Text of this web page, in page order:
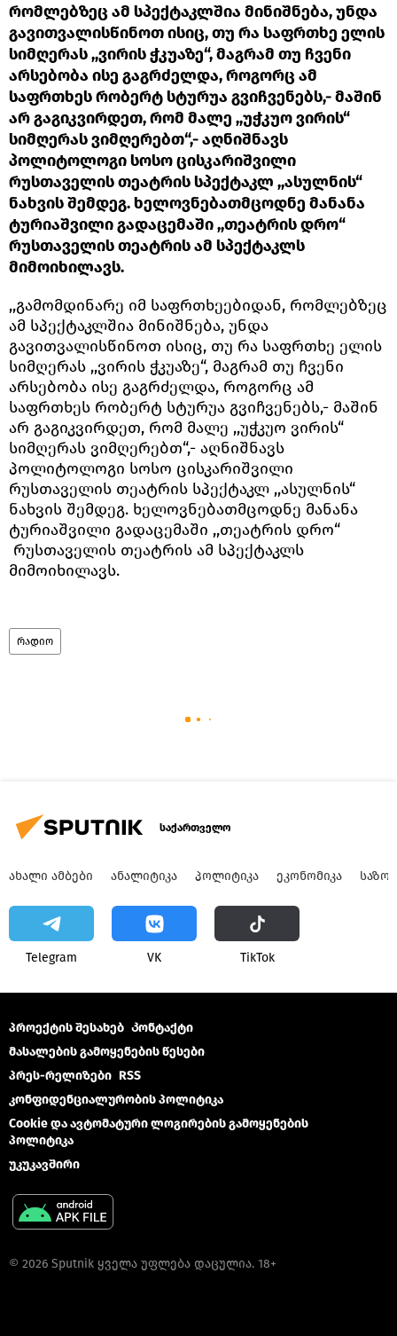
რომლებზეც ამ სპექტაკლშია მინიშნება, უნდა
გავითვალისწინოთ ისიც, თუ რა საფრთხე ელის
სიმღერას ,,ვირის ჭკუაზე“, მაგრამ თუ ჩვენი
არსებობა ისე გაგრძელდა, როგორც ამ
საფრთხეს რობერტ სტურუა გვიჩვენებს,- მაშინ
არ გაგიკვირდეთ, რომ მალე ,,უჭკუო ვირის“
სიმღერას ვიმღერებთ“,- აღნიშნავს
პოლიტოლოგი სოსო ცისკარიშვილი
რუსთაველის თეატრის სპექტაკლ ,,ასულნის“
ნახვის შემდეგ. ხელოვნებათმცოდნე მანანა
ტურიაშვილი გადაცემაში ,,თეატრის დრო“
რუსთაველის თეატრის ამ სპექტაკლს
მიმოიხილავს.
,,გამომდინარე იმ საფრთხეებიდან, რომლებზეც
ამ სპექტაკლშია მინიშნება, უნდა
გავითვალისწინოთ ისიც, თუ რა საფრთხე ელის
სიმღერას ,,ვირის ჭკუაზე“, მაგრამ თუ ჩვენი
არსებობა ისე გაგრძელდა, როგორც ამ
საფრთხეს რობერტ სტურუა გვიჩვენებს,- მაშინ
არ გაგიკვირდეთ, რომ მალე ,,უჭკუო ვირის“
სიმღერას ვიმღერებთ“,- აღნიშნავს
პოლიტოლოგი სოსო ცისკარიშვილი
რუსთაველის თეატრის სპექტაკლ ,,ასულნის“
ნახვის შემდეგ. ხელოვნებათმცოდნე მანანა
ტურიაშვილი გადაცემაში ,,თეატრის დრო“
რუსთაველის თეატრის ამ სპექტაკლს
მიმოიხილავს.
რადიო
საქართველო
ᲐᲮᲐᲚᲘ ᲐᲛᲑᲔᲑᲘ ᲐᲜᲐᲚᲘᲢᲘᲙᲐ ᲞᲝᲚᲘᲢᲘᲙᲐ ᲔᲙᲝᲜᲝᲛᲘᲙᲐ
Telegram VK ТikТоk
პროექტის შესახებ Კონტაქტი
მასალების გამოყენების წესები
პრეს-რელიზები RSS
კონფიდენციალურობის პოლიტიკა
Cookie და ავტომატური ლოგირების გამოყენების
პოლიტიკა
უკუკავშირი
© 2026 Sputnik ყველა უფლება დაცულია. 18+